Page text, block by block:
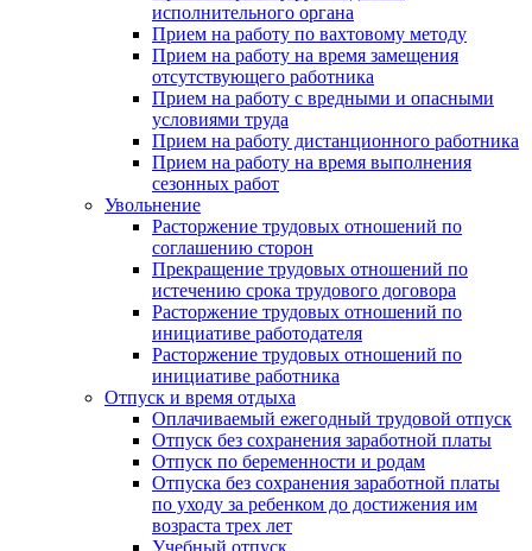
исполнительного органа
Прием на работу по вахтовому методу
Прием на работу на время замещения
отсутствующего работника
Прием на работу с вредными и опасными
условиями труда
Прием на работу дистанционного работника
Прием на работу на время выполнения
сезонных работ
Увольнение
Расторжение трудовых отношений по
соглашению сторон
Прекращение трудовых отношений по
истечению срока трудового договора
Расторжение трудовых отношений по
инициативе работодателя
Расторжение трудовых отношений по
инициативе работника
Отпуск и время отдыха
Оплачиваемый ежегодный трудовой отпуск
Отпуск без сохранения заработной платы
Отпуск по беременности и родам
Отпуска без сохранения заработной платы
по уходу за ребенком до достижения им
возраста трех лет
Учебный отпуск